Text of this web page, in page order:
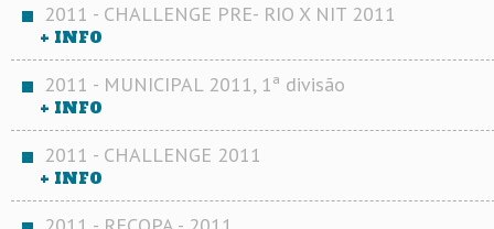
2011 - CHALLENGE PRE- RIO X NIT 2011
+ INFO
2011 - MUNICIPAL 2011, 1ª divisão
+ INFO
2011 - CHALLENGE 2011
+ INFO